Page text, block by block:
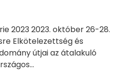
2023 2023. október 26-28.
Elkötelezettség és
útjai az átalakuló